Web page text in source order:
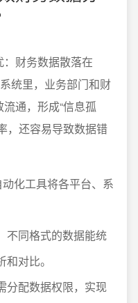
财务数据散落在
统里，业务部门和财
通，形成“信息孤
，还容易导致数据错
化工具将各平台、系
不同格式的数据能统
对比。
分配数据权限，实现